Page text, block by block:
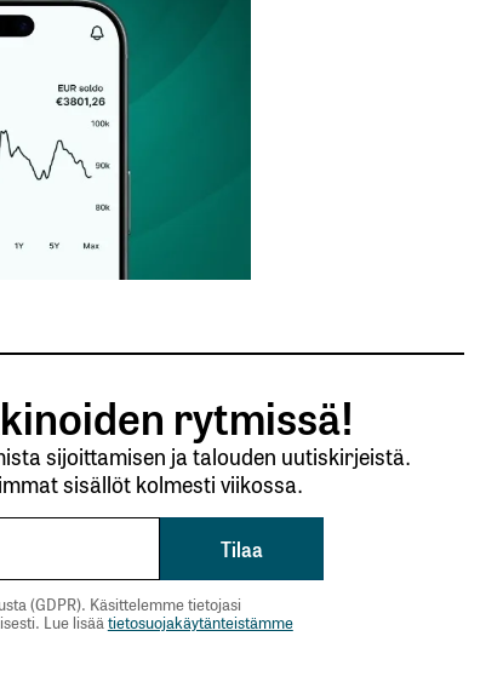
Sähköpostiosoitteesi
rytmissä!
sijoittamisen ja talouden uutiskirjeistä.
sisällöt kolmesti viikossa.
(GDPR). Käsittelemme tietojasi
Lue lisäätietosuojakäytänteistämme